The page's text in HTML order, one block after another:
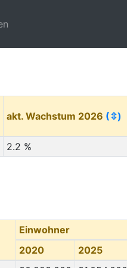
akt. Wachstum 2026 (⇳)
2.2 %
Einwohner
2020
2025